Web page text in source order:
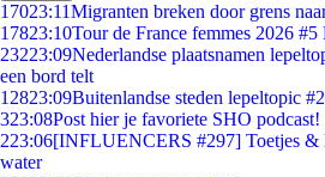
17023:11Migranten breken door grens
17823:10Tour de France femmes 2026
23223:09Nederlandse plaatsnamen
een bord telt
12823:09Buitenlandse steden lepeltopic
323:08Post hier je favoriete SHO podcast!
223:06[INFLUENCERS #297] Toetjes &
water